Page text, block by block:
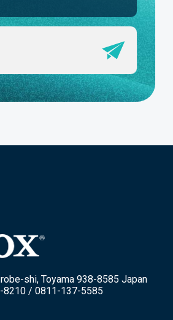
shi, Toyama 938-8585 Japan
8210 / 0811-137-5585